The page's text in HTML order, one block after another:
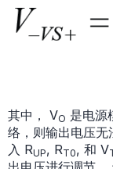
其中， VO 是电源
络，则输出电压
入 RUP, RT0, 和 V